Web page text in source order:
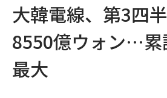
大韓電線、第3四
8550億ウォン…累
最大